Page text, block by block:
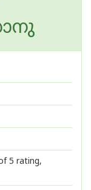
5 rating,